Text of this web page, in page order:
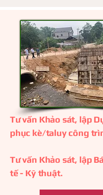
Tư vấn Khảo sát, lập
phục kè/taluy công
Tư vấn Khảo sát, lập
tế - Kỹ thuật.